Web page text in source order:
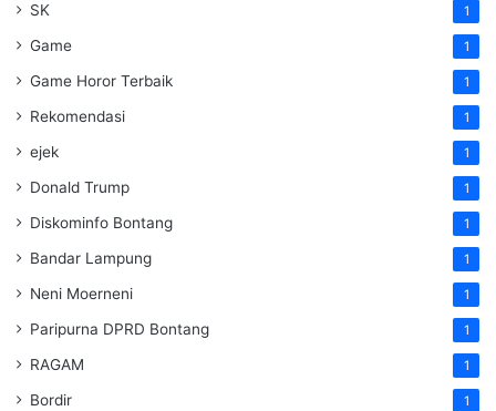
SK 1
Game 1
Game Horor Terbaik 1
Rekomendasi 1
ejek 1
Donald Trump 1
Diskominfo Bontang 1
Bandar Lampung 1
Neni Moerneni 1
Paripurna DPRD Bontang 1
RAGAM 1
Bordir 1